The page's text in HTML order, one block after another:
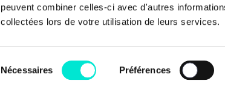
peuvent combiner celles-ci avec d'autres
collectées lors de votre utilisation de leurs services.
du
Nécessaires Préférences
+32 2 238 01 11
Cotisations
BE68 3100 7290 0034